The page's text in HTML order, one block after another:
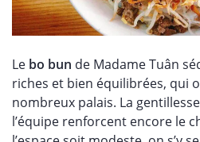
Le bo bun de Madame Tuân
riches et bien équilibrées, qui
nombreux palais. La
l’équipe renforcent encore le